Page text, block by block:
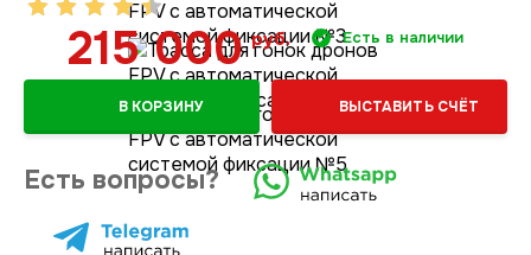
215 000руб. Есть в наличии
В КОРЗИНУ ВЫСТАВИТЬ СЧЁТ
Есть вопросы?